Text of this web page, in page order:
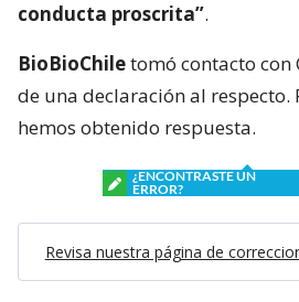
conducta proscrita”.
BioBioChiletomó contacto con
de una declaración al respecto.
hemos obtenido respuesta.
¿ENCONTRASTE UN
ERROR?
Revisa nuestra página de